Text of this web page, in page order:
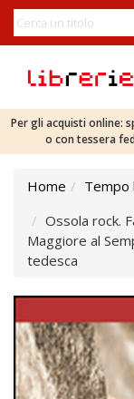
Per gli acquisti online:
o con tessera
Home Tempo
Ossola rock.
Maggiore al
tedesca